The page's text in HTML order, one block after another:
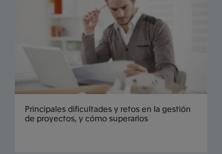
Principales dificultades y retos en la gestión
de proyectos, y cómo superarlos